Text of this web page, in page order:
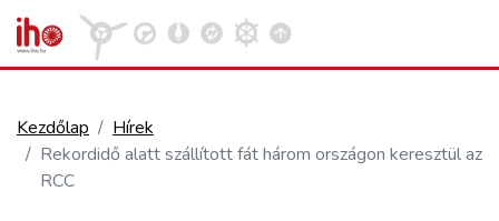
VASÚT
Kezdőlap
Hírek
Rekordidő alatt szállított fát három országon keresztül az
RCC